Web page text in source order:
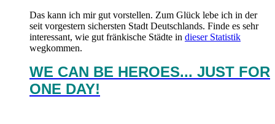
Das kann ich mir gut vorstellen. Zum Glück lebe ich in der
seit vorgestern sichersten Stadt Deutschlands. Finde es sehr
interessant, wie gut fränkische Städte in dieser Statistik
wegkommen.
WE CAN BE HEROES... JUST FOR
ONE DAY!